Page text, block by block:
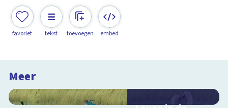
favoriet tekst toevoegen embed
Meer